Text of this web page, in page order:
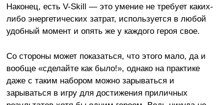
Наконец, есть V-Skill — это умение не требует каких-
либо энергетических затрат, используется в любой
удобный момент и опять же у каждого героя свое.
Со стороны может показаться, что этого мало, да и
вообще «сделайте как было!», однако на практике
даже с таким набором можно зарываться и
зарываться в игру для достижения приличных